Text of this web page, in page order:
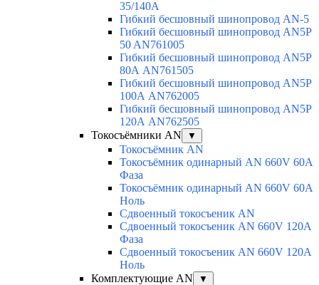
35/140A
Гибкий бесшовный шинопровод AN-5
Гибкий бесшовный шинопровод AN5P
50 AN761005
Гибкий бесшовный шинопровод AN5P
80А AN761505
Гибкий бесшовный шинопровод AN5P
100А AN762005
Гибкий бесшовный шинопровод AN5P
120А AN762505
Токосъёмники AN
▼
Токосъёмник AN
Токосъёмник одинарный AN 660V 60A
Фаза
Токосъёмник одинарный AN 660V 60A
Ноль
Сдвоенный токосъеник AN
Сдвоенный токосъеник AN 660V 120A
Фаза
Сдвоенный токосъеник AN 660V 120A
Ноль
Комплектующие AN
▼